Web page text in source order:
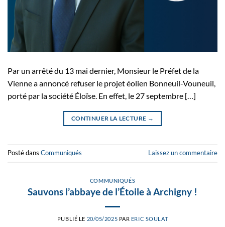
Par un arrêté du 13 mai dernier, Monsieur le Préfet de la
Vienne a annoncé refuser le projet éolien Bonneuil-Vouneuil,
porté par la société Éloïse. En effet, le 27 septembre […]
CONTINUER LA LECTURE →
Posté dans Communiqués Laissez un commentaire
COMMUNIQUÉS
Sauvons l’abbaye de l’Étoile à Archigny !
PUBLIÉ LE 20/05/2025 PAR ERIC SOULAT